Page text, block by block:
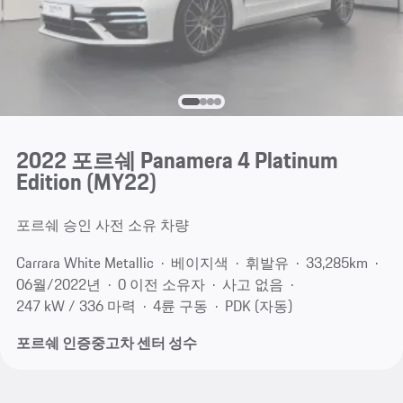
2022 포르쉐 Panamera 4 Platinum
Edition (MY22)
포르쉐 승인 사전 소유 차량
Carrara White Metallic
베이지색 휘발유
33,285km
06월/2022년
0 이전 소유자
사고 없음
247 kW / 336 마력
4륜 구동
PDK (자동)
포르쉐 인증중고차 센터 성수